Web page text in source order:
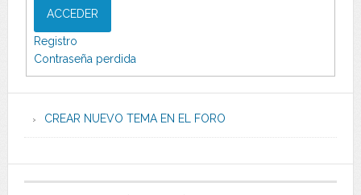
ACCEDER
Registro
Contraseña perdida
CREAR NUEVO TEMA EN EL FORO